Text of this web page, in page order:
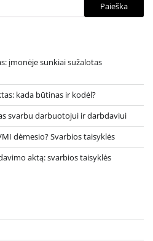
Paieška
įmonėje sunkiai sužalotas
kada būtinas ir kodėl?
svarbu darbuotojui ir darbdaviui
dėmesio? Svarbios taisyklės
aktą: svarbios taisyklės